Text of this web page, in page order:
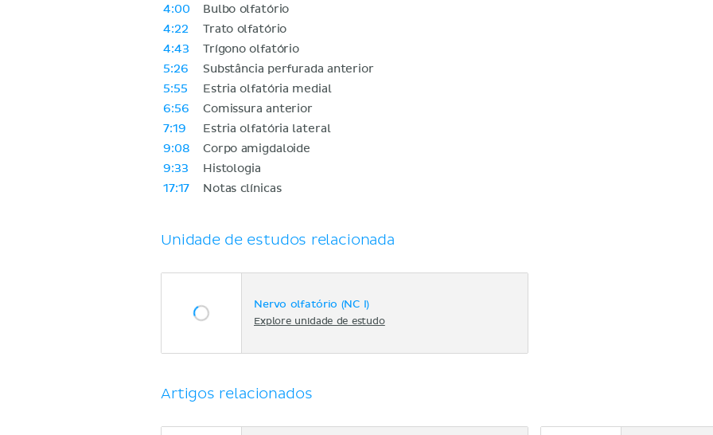
4:00
Bulbo olfatório
4:22
Trato olfatório
4:43
Trígono olfatório
5:26
Substância perfurada anterior
5:55
Estria olfatória medial
6:56
Comissura anterior
7:19
Estria olfatória lateral
9:08
Corpo amigdaloide
9:33
Histologia
17:17
Notas clínicas
Unidade de estudos relacionada
Nervo olfatório (NC I)
Explore unidade de estudo
Artigos relacionados